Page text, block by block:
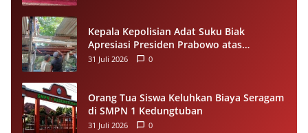
Kepala Kepolisian Adat Suku Biak
Apresiasi Presiden Prabowo atas
Renovasi Rumah Singgah Pasar Boswesen
31 Juli 2026 0
Orang Tua Siswa Keluhkan Biaya Seragam
di SMPN 1 Kedungtuban
31 Juli 2026 0